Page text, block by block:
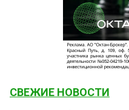
СВЕЖИЕ НОВОСТИ